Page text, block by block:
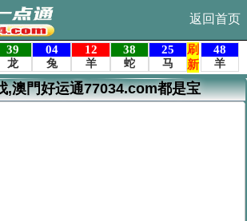
返回首页
,澳門好运通77034.com都是宝